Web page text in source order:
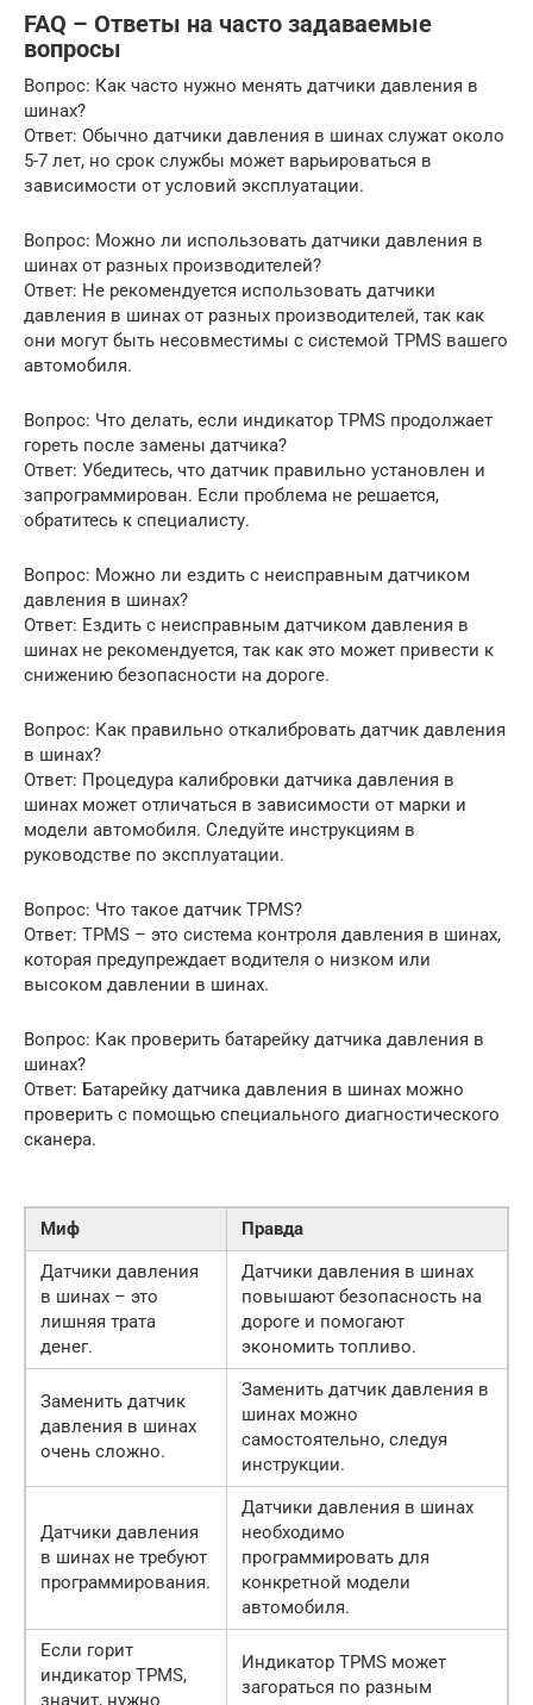
FAQ – Ответы на часто задаваемые
вопросы
Вопрос: Как часто нужно менять датчики давления в
шинах?
Ответ: Обычно датчики давления в шинах служат около
5-7 лет, но срок службы может варьироваться в
зависимости от условий эксплуатации.
Вопрос: Можно ли использовать датчики давления в
шинах от разных производителей?
Ответ: Не рекомендуется использовать датчики
давления в шинах от разных производителей, так как
они могут быть несовместимы с системой TPMS вашего
автомобиля.
Вопрос: Что делать, если индикатор TPMS продолжает
гореть после замены датчика?
Ответ: Убедитесь, что датчик правильно установлен и
запрограммирован. Если проблема не решается,
обратитесь к специалисту.
Вопрос: Можно ли ездить с неисправным датчиком
давления в шинах?
Ответ: Ездить с неисправным датчиком давления в
шинах не рекомендуется, так как это может привести к
снижению безопасности на дороге.
Вопрос: Как правильно откалибровать датчик давления
в шинах?
Ответ: Процедура калибровки датчика давления в
шинах может отличаться в зависимости от марки и
модели автомобиля. Следуйте инструкциям в
руководстве по эксплуатации.
Вопрос: Что такое датчик TPMS?
Ответ: TPMS – это система контроля давления в шинах,
которая предупреждает водителя о низком или
высоком давлении в шинах.
Вопрос: Как проверить батарейку датчика давления в
шинах?
Ответ: Батарейку датчика давления в шинах можно
проверить с помощью специального диагностического
сканера.
Миф
Правда
Датчики давления
в шинах – это
лишняя трата
денег.
Датчики давления в шинах
повышают безопасность на
дороге и помогают
экономить топливо.
Заменить датчик
давления в шинах
очень сложно.
Заменить датчик давления в
шинах можно
самостоятельно, следуя
инструкции.
Датчики давления
в шинах не требуют
программирования.
Датчики давления в шинах
необходимо
программировать для
конкретной модели
автомобиля.
Если горит
индикатор TPMS,
значит, нужно
Индикатор TPMS может
загораться по разным